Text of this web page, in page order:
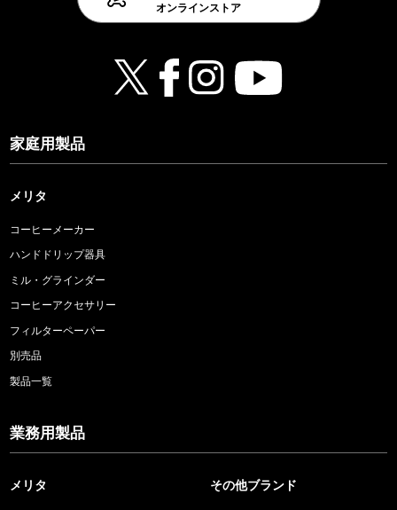
オンラインストア
家庭用製品
メリタ
コーヒーメーカー
ハンドドリップ器具
ミル・グラインダー
コーヒーアクセサリー
フィルターペーパー
別売品
製品一覧
業務用製品
メリタ その他ブランド